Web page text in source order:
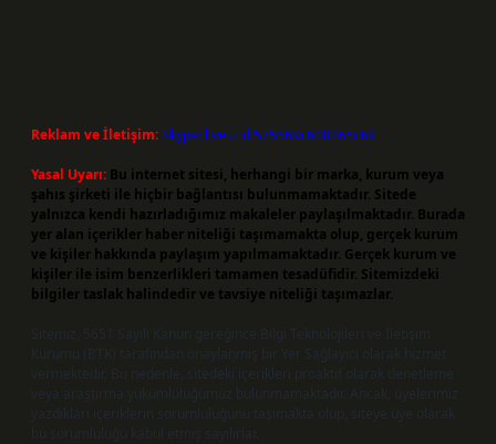
Reklam ve İletişim:Skype: live:.cid.575569c608265c69
Yasal Uyarı: Bu internet sitesi, herhangi bir marka, kurum veya
şahıs şirketi ile hiçbir bağlantısı bulunmamaktadır. Sitede
yalnızca kendi hazırladığımız makaleler paylaşılmaktadır. Burada
yer alan içerikler haber niteliği taşımamakta olup, gerçek kurum
ve kişiler hakkında paylaşım yapılmamaktadır. Gerçek kurum ve
kişiler ile isim benzerlikleri tamamen tesadüfidir. Sitemizdeki
bilgiler taslak halindedir ve tavsiye niteliği taşımazlar.
Sitemiz, 5651 Sayılı Kanun gereğince Bilgi Teknolojileri ve İletişim
Kurumu (BTK) tarafından onaylanmış bir Yer Sağlayıcı olarak hizmet
vermektedir. Bu nedenle, sitedeki içerikleri proaktif olarak denetleme
veya araştırma yükümlülüğümüz bulunmamaktadır. Ancak, üyelerimiz
yazdıkları içeriklerin sorumluluğunu taşımakta olup, siteye üye olarak
bu sorumluluğu kabul etmiş sayılırlar.